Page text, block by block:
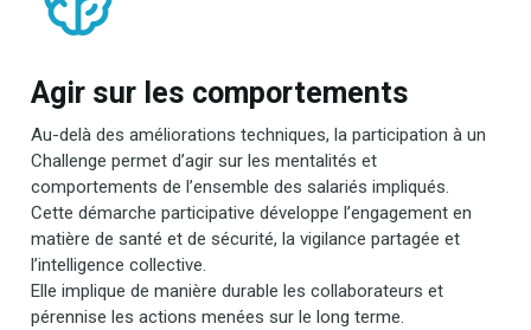
Agir sur les comportements
Au-delà des améliorations techniques, la participation à un
Challenge permet d’agir sur les mentalités et
comportements de l’ensemble des salariés impliqués.
Cette démarche participative développe l’engagement en
matière de santé et de sécurité, la vigilance partagée et
l’intelligence collective.
Elle implique de manière durable les collaborateurs et
pérennise les actions menées sur le long terme.